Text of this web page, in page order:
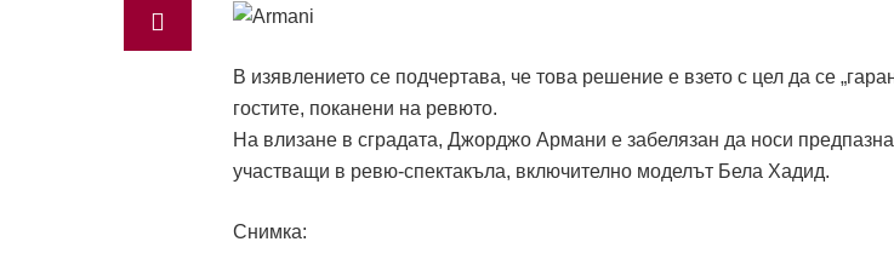
В изявлението се подчертава, че това решение е взето с цел да се
гостите, поканени на ревюто.
На влизане в сградата, Джорджо Армани е забелязан да носи предпазна
участващи в ревю-спектакъла, включително моделът Бела Хадид.
Снимка: